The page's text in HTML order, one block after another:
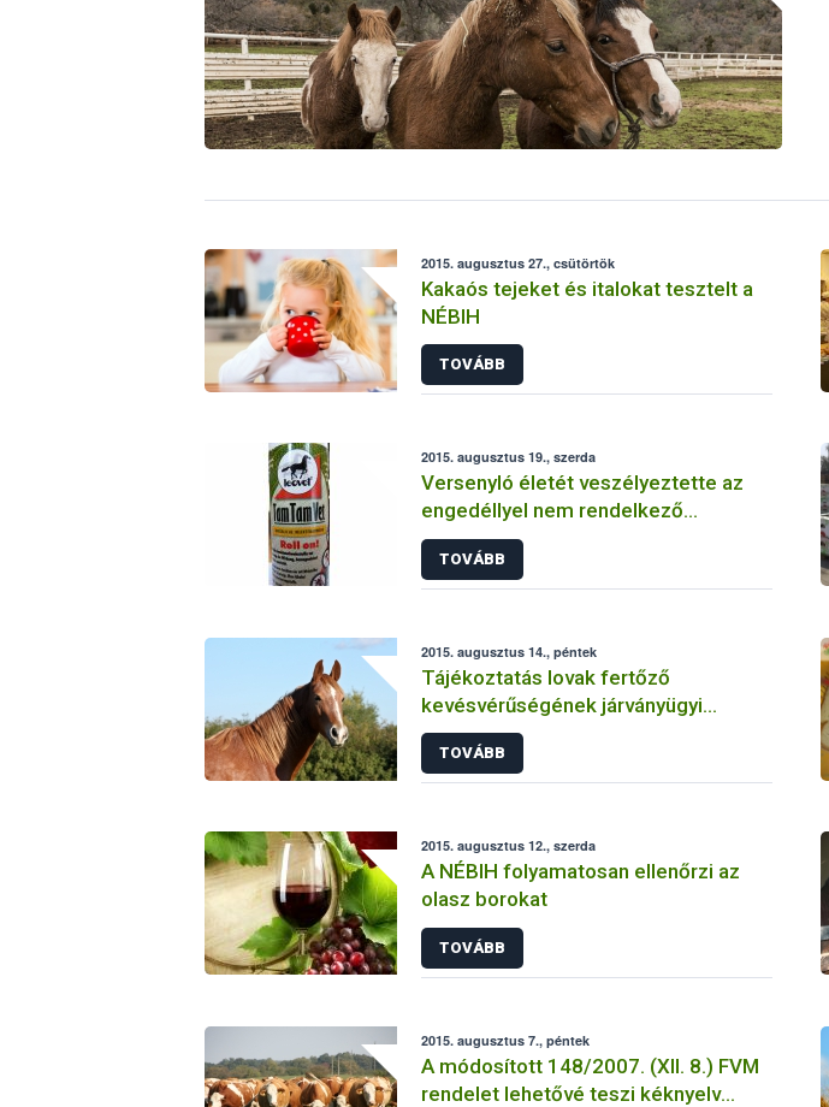
2015. augusztus 27., csütörtök
Kakaós tejeket és italokat tesztelt a
NÉBIH
TOVÁBB
2015. augusztus 19., szerda
Versenyló életét veszélyeztette az
engedéllyel nem rendelkező
készítmény
TOVÁBB
2015. augusztus 14., péntek
Tájékoztatás lovak fertőző
kevésvérűségének járványügyi
helyzetéről 2. – 2015. augusztus
TOVÁBB
2015. augusztus 12., szerda
A NÉBIH folyamatosan ellenőrzi az
olasz borokat
TOVÁBB
2015. augusztus 7., péntek
A módosított 148/2007. (XII. 8.) FVM
rendelet lehetővé teszi kéknyelv